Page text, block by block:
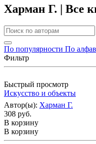
Харман Г. | Все
По популярности По
Фильтр
Быстрый просмотр
Искусство и объекты
Автор(ы): Харман Г.
308 руб.
В корзину
В корзину